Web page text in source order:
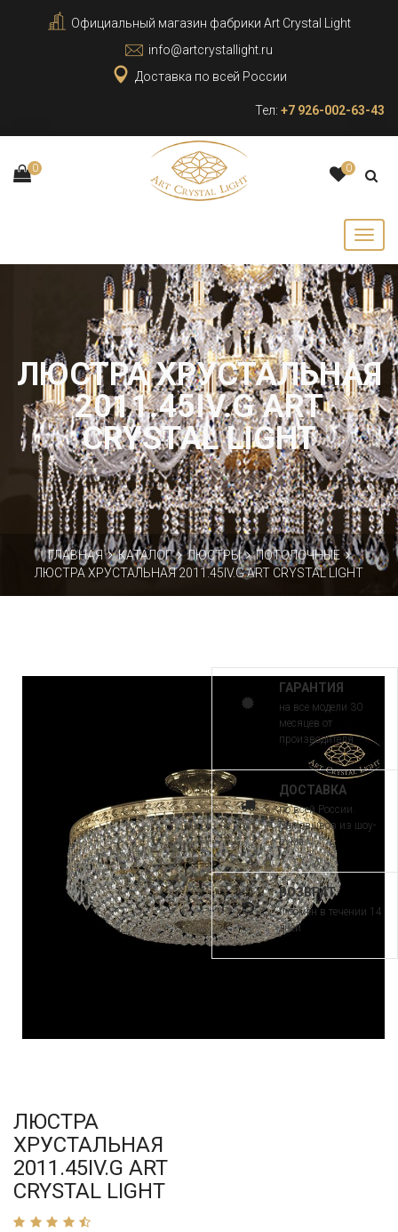
Официальный магазин фабрики Art Crystal Light
info@artcrystallight.ru
Доставка по всей России
Тел: +7 926-002-63-43
0 0
ЛЮСТРА ХРУСТАЛЬНАЯ
2011.45IV.G ART
CRYSTAL LIGHT
ГЛАВНАЯ КАТАЛОГ ЛЮСТРЫ
ПОТОЛОЧНЫЕ
ЛЮСТРА ХРУСТАЛЬНАЯ 2011.45IV.G ART CRYSTAL LIGHT
ЛЮСТРА
ХРУСТАЛЬНАЯ
2011.45IV.G ART
CRYSTAL LIGHT
ГАРАНТИЯ
на все модели 30
месяцев от
производителя
ДОСТАВКА
по всей России.
Самовывоз из шоу-
рума
ВОЗВРАТ
и обмен в течении 14
дней